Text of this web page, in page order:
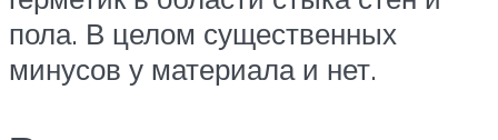
пола. В целом существенных
минусов у материала и нет.